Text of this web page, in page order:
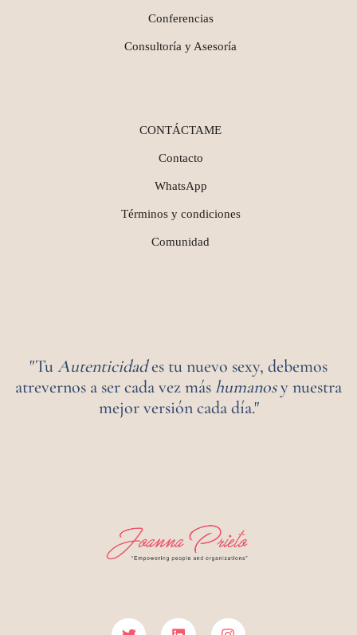
Conferencias
Consultoría y Asesoría
CONTÁCTAME
Contacto
WhatsApp
Términos y condiciones
Comunidad
"TuAutenticidades tu nuevo sexy, debemos
atrevernos a ser cada vez máshumanosy nuestra
mejor versión cada día."